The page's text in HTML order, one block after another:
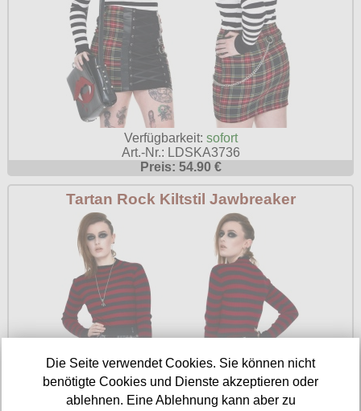
Verfügbarkeit: sofort
Art.-Nr.: LDSKA3736
Preis: 54.90 €
Tartan Rock Kiltstil Jawbreaker
Die Seite verwendet Cookies. Sie können nicht
benötigte Cookies und Dienste akzeptieren oder
ablehnen. Eine Ablehnung kann aber zu